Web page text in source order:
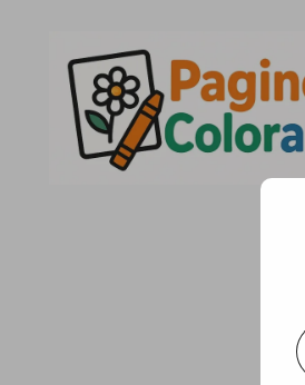
contenuto